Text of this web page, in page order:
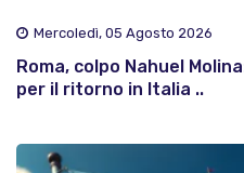
Mercoledì, 05 Agosto 2026
Roma, colpo Nahuel
per il ritorno in Italia ..